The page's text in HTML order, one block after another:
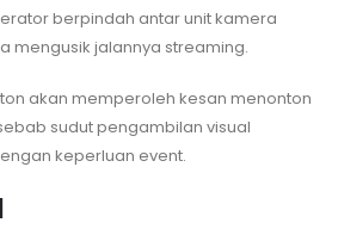
berpindah antar unit kamera
mengusik jalannya streaming.
akan memperoleh kesan menonton
sudut pengambilan visual
keperluan event.